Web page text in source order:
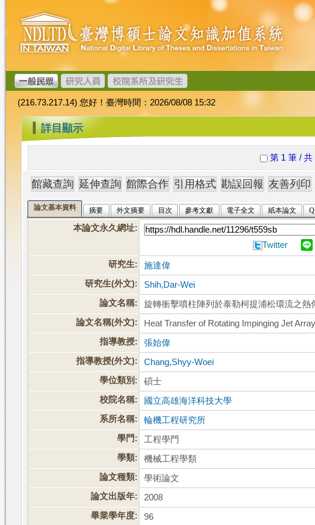
跳
到
主
要
內
容
臺
灣
博
碩
士
論
文
加
值
系
統
(216.73.217.14) 您好！臺灣時間：2026/08/08 15:32
::: 詳目顯示
第 1 筆 / 共
論文基本資料 摘要 外文摘要 目次 參考文獻 電子全文 紙本論文
本論文永久網址:
Twitter
研究生:
施達偉
研究生(外文):
Shih,Dar-Wei
論文名稱:
旋轉衝擊噴柱陣列於泰勒柯提浦松環流之熱
論文名稱(外文):
Heat Transfer of Rotating Impinging Jet
指導教授:
張始偉
指導教授(外文):
Chang,Shyy-Woei
學位類別:
碩士
校院名稱:
國立高雄海洋科技大學
系所名稱:
輪機工程研究所
學門:
工程學門
學類:
機械工程學類
論文種類:
學術論文
論文出版年:
2008
畢業學年度:
96